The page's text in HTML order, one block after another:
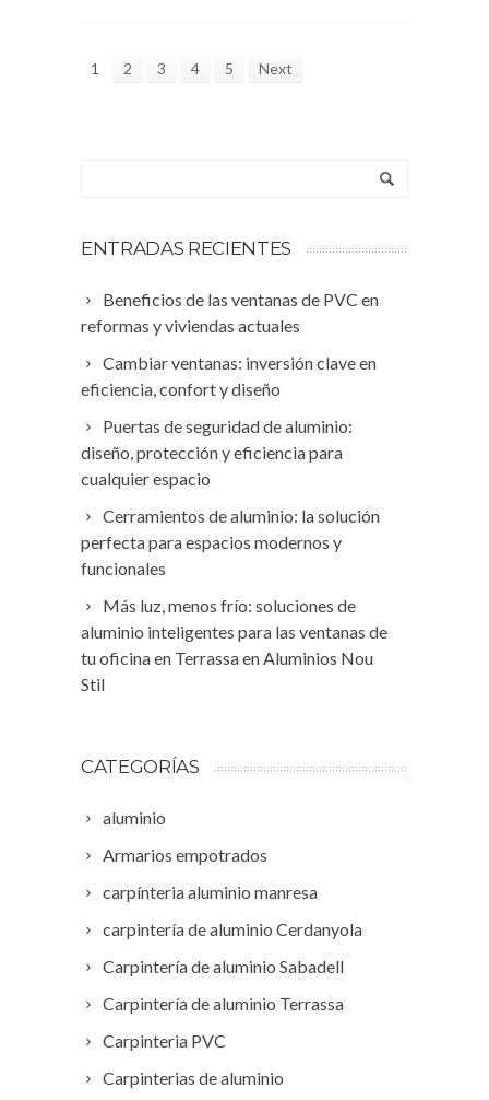
1 2 3 4 5 Next
ENTRADAS RECIENTES
Beneficios de las ventanas de PVC en
reformas y viviendas actuales
Cambiar ventanas: inversión clave en
eficiencia, confort y diseño
Puertas de seguridad de aluminio:
diseño, protección y eficiencia para
cualquier espacio
Cerramientos de aluminio: la solución
perfecta para espacios modernos y
funcionales
Más luz, menos frío: soluciones de
aluminio inteligentes para las ventanas de
tu oficina en Terrassa en Aluminios Nou
Stil
CATEGORÍAS
aluminio
Armarios empotrados
carpínteria aluminio manresa
carpintería de aluminio Cerdanyola
Carpintería de aluminio Sabadell
Carpintería de aluminio Terrassa
Carpinteria PVC
Carpinterias de aluminio